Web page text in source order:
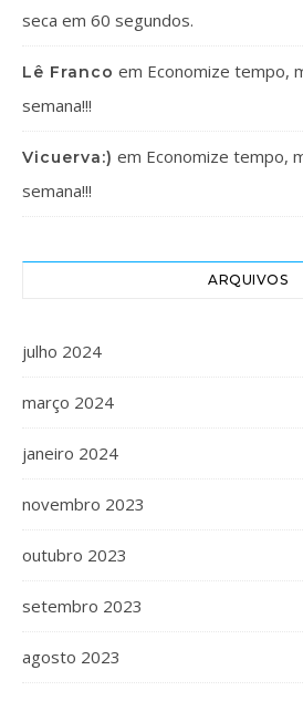
seca em 60 segundos.
Lê Franco em Economize tempo,
semana!!!
Vicuerva:) em Economize tempo,
semana!!!
ARQUIVOS
julho 2024
março 2024
janeiro 2024
novembro 2023
outubro 2023
setembro 2023
agosto 2023